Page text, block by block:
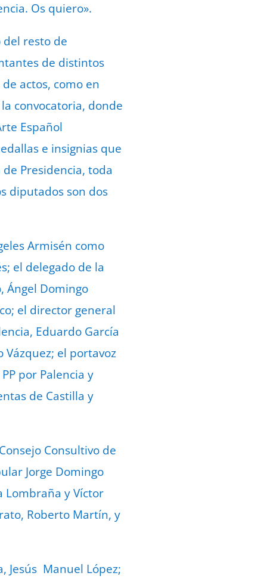
Os quiero».
resto de
de distintos
actos, como en
convocatoria, donde
Español
e insignias que
Presidencia, toda
diputados son dos
Armisén como
el delegado de la
Ángel Domingo
el director general
Eduardo García
Vázquez; el portavoz
por Palencia y
de Castilla y
Consultivo de
Jorge Domingo
Lombraña y Víctor
Roberto Martín, y
Jesús Manuel López;